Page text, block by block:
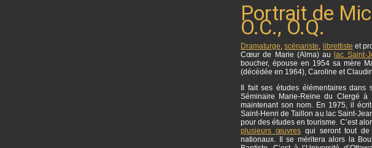
Portrait de
O.C., O.Q.
Dramaturge ,scénariste librettiste et
Cœur de Marie (Alma) aulac Saint-
boucher, épouse en 1954 sa mère
(décédée en 1964), Caroline et
Il fait ses études élémentaires dans
Séminaire Marie-Reine du Clergé à
maintenant son nom. En 1975, il
Saint-Henri de Taillon au lac Saint-
pour des études en tourisme. C’est
plusieurs œuvresqui seront tout de
nationaux. Il se méritera alors la